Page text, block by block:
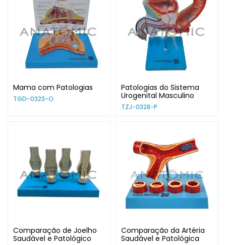
Mama com Patologias
TGD-0323-O
Patologias do Sistema
Urogenital Masculino
TZJ-0328-P
Comparação de Joelho
Saudável e Patológico
Comparação da Artéria
Saudável e Patológica